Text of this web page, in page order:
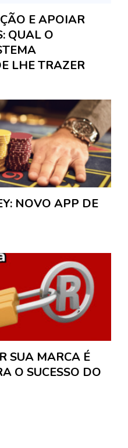
E APOIAR
QUAL O
LHE TRAZER
NOVO APP DE
SUA MARCA É
O SUCESSO DO